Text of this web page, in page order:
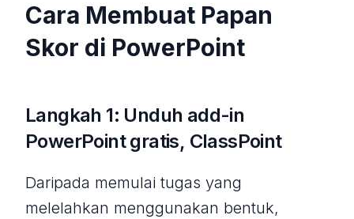
Cara Membuat Papan
Skor di PowerPoint
Langkah 1: Unduh add-in
PowerPoint gratis, ClassPoint
Daripada memulai tugas yang
melelahkan menggunakan bentuk,